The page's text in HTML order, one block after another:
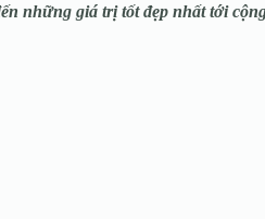
những giá trị tốt đẹp nhất tới